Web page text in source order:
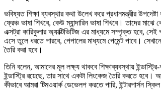
ভবিষ্যত শিক্ষা ব্যবস্থার কথা উলে­খ করে প্রধানমন্ত্রীর
ফ্রেঞ্চ ভাষা শিখবে, কেউ ম্যান্দারিন ভাষা শিখবে। তাদের
এক্সট্রা কারিকুলার অ্যাক্টিভিটিজ এর মাধ্যমে সম্পৃক্ত হবে, সেই
এসে তুলে ধরতে পারবে, পেপালের মাধ্যমে পেমেন্ট পাবে।
তৈরি করা হবে।
তিনি বলেন, আমাদের মূল লক্ষ্য থাকবে শিক্ষাব্যবস্থায়
ইন্ডাস্ট্রি রয়েছে, তার সাথে একটা লিংকেজ তৈরি করতে হবে।
কীভাবে আমরা টিমওয়ার্ক ডেভেলপ করতে পারি, ইন্টারপার্সন